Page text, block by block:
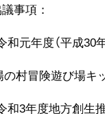
事項：
令和元年度（平成
の村冒険遊び場キ
令和3年度地方創